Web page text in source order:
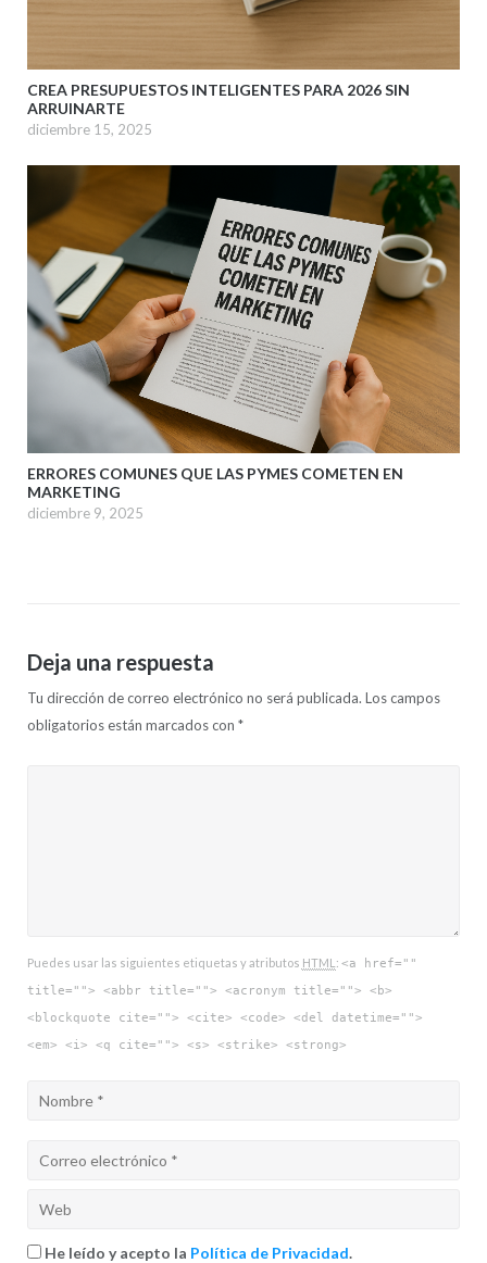
CREA PRESUPUESTOS INTELIGENTES PARA 2026 SIN
ARRUINARTE
diciembre 15, 2025
ERRORES COMUNES QUE LAS PYMES COMETEN EN
MARKETING
diciembre 9, 2025
Deja una respuesta
Tu dirección de correo electrónico no será publicada. Los campos
obligatorios están marcados con *
Puedes usar las siguientes etiquetas y atributos HTML : <a href=""
title=""> <abbr title=""> <acronym title=""> <b>
<blockquote cite=""> <cite> <code> <del datetime="">
<em> <i> <q cite=""> <s> <strike> <strong>
He leído y acepto la Política de Privacidad.